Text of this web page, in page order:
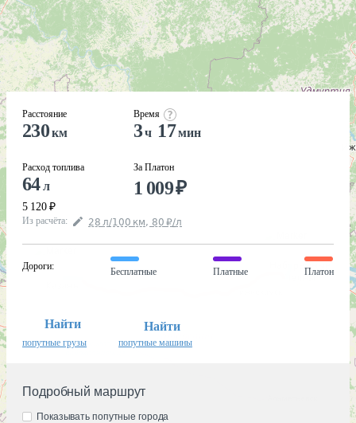
Расстояние
230км
Расход топлива
64л
5 120 ₽
Время
3ч 17мин
За Платон
1 009₽
Из расчёта: 28 л/100 км, 80 ₽/л
Дороги:
Бесплатные Платные Платон
Найти
попутные грузы
Найти
попутные машины
Подробный маршрут
Показывать попутные города